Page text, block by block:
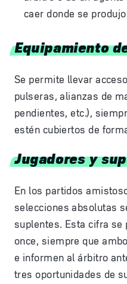
caer donde se
Equipamiento
Se permite llevar
pulseras, alianzas de
pendientes, etc.),
estén cubiertos de
Jugadores y
En los partidos
selecciones absolutas
suplentes. Esta cifra se
once, siempre que
e informen al árbitro
tres oportunidades de